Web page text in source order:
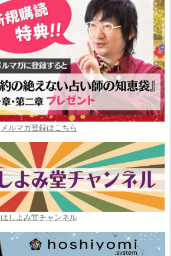
メルマガ登録はこちら
ほしよみ堂チャンネル